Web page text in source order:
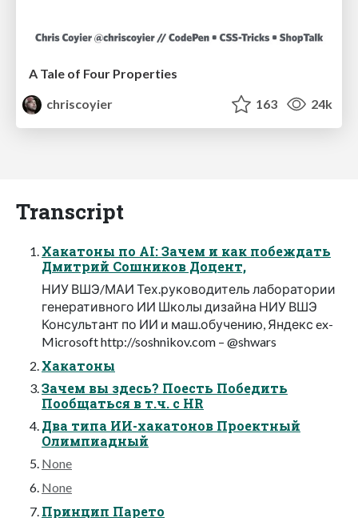
A Tale of Four Properties
chriscoyier
163 24k
Transcript
Хакатоны по AI: Зачем и как побеждать
Дмитрий Сошников Доцент,
НИУ ВШЭ/МАИ Тех.руководитель лаборатории
генеративного ИИ Школы дизайна НИУ ВШЭ
Консультант по ИИ и маш.обучению, Яндекс ex-
Microsoft http://soshnikov.com – @shwars
Хакатоны
Зачем вы здесь? Поесть Победить
Пообщаться в т.ч. с HR
Два типа ИИ-хакатонов Проектный
Олимпиадный
None
None
Принцип Парето